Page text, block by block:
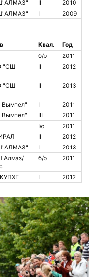
II
2010
I 2009
Квал.
Год
б/р
2011
"СШ
II 2012
"СШ
II 2013
I
2011
III
2011
Iю
2011
II
2012
I
2013
Алмаз/
б/р 2011
I 2012